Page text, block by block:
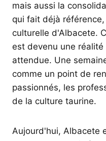
mais aussi la
qui fait déjà
culturelle d'Albacete.
est devenu une
attendue. Une
comme un point de
passionnés, les
de la culture taurine.
Aujourd'hui, Albacete